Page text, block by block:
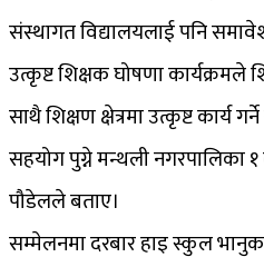
संस्थागत विद्यालयलाई पनि
उत्कृष्ट शिक्षक घोषणा
साथै शिक्षण क्षेत्रमा उत्कृष्ट कार्य
सहयोग पुग्ने मन्थली नगरपालिका १
पौडेलले बताए।
सम्मेलनमा दरबार हाइ स्कुल